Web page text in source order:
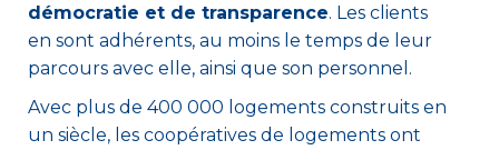
démocratie et de transparence. Les clients
en sont adhérents, au moins le temps de leur
parcours avec elle, ainsi que son personnel.
Avec plus de 400 000 logements construits en
un siècle, les coopératives de logements ont